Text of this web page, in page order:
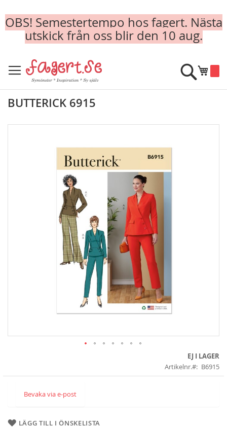
OBS! Semestertempo hos fagert. Nästa
utskick från oss blir den 10 aug.
to
Content
Min
Sök
BUTTERICK 6915
the
gallery
EJ I LAGER
Artikelnr.
B6915
Bevaka via e-post
LÄGG TILL I ÖNSKELISTA